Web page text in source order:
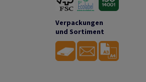
Verpackungen
und Sortiment